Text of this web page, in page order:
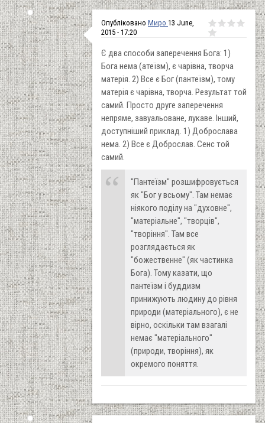
Опубліковано Миро 13 June,
2015 - 17:20
Є два способи заперечення Бога: 1)
Бога нема (атеїзм), є чарівна, творча
матерія. 2) Все є Бог (пантеїзм), тому
матерія є чарівна, творча. Результат той
самий. Просто друге заперечення
непряме, завуальоване, лукаве. Інший,
доступніший приклад. 1) Доброслава
нема. 2) Все є Доброслав. Сенс той
самий.
"Пантеїзм" розшифровується
як "Бог у всьому". Там немає
ніякого поділу на "духовне",
"матеріальне", "творців",
"творіння". Там все
розглядається як
"божественне" (як частинка
Бога). Тому казати, що
пантеїзм і буддизм
принижують людину до рівня
природи (матеріального), є не
вірно, оскільки там взагалі
немає "матеріального"
(природи, творіння), як
окремого поняття.